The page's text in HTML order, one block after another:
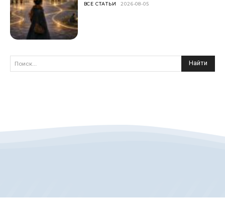
ВСЕ СТАТЬИ 2026-08-05
Поиск... Найти